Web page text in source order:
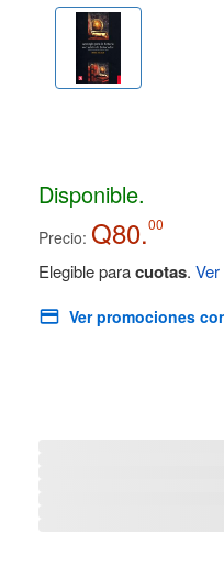
Disponible.
Precio: Q80.00
Elegible paracuotas.
Ver promociones